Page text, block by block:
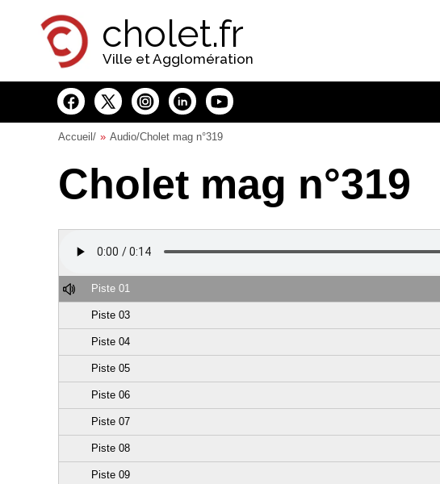
cholet.fr
Ville et Agglomération
Accueil / Audio/Cholet mag n°319
Cholet mag n°319
Piste 01
Piste 03
Piste 04
Piste 05
Piste 06
Piste 07
Piste 08
Piste 09